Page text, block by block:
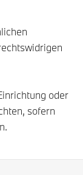
oder
sofern